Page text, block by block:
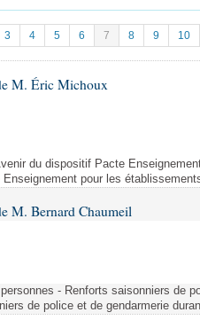
lois
... )
3 4 5 6 7 8 9 10
M. Éric Michoux
du dispositif Pacte
pour les
M. Bernard Chaumeil
- Renforts saisonniers de
de police et de gendarmerie